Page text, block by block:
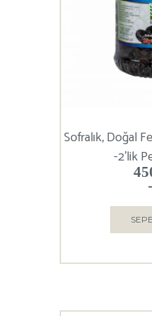
Sofralık, Doğal
-2’lik